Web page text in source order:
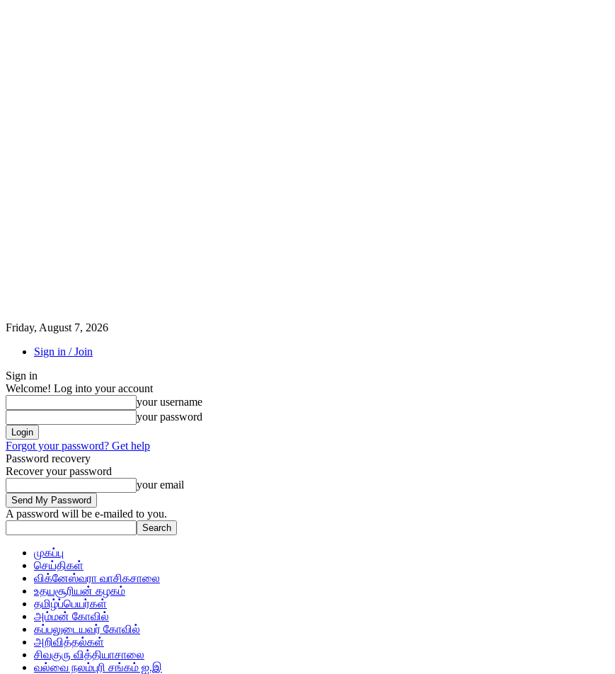
Friday, August 7, 2026
Sign in / Join
Sign in
Welcome! Log into your account
your username
your password
Forgot your password? Get help
Password recovery
Recover your password
your email
A password will be e-mailed to you.
முகப்பு
செய்திகள்
விக்னேஸ்வரா வாசிகசாலை
உதயசூரியன் கழகம்
தமிழ்ப்பெயர்கள்
அம்மன் கோவில்
கப்பலுடையவர் கோவில்
அறிவித்தல்கள்
சிவகுரு வித்தியாசாலை
வல்வை நலம்புரி சங்கம் ஐ.இ